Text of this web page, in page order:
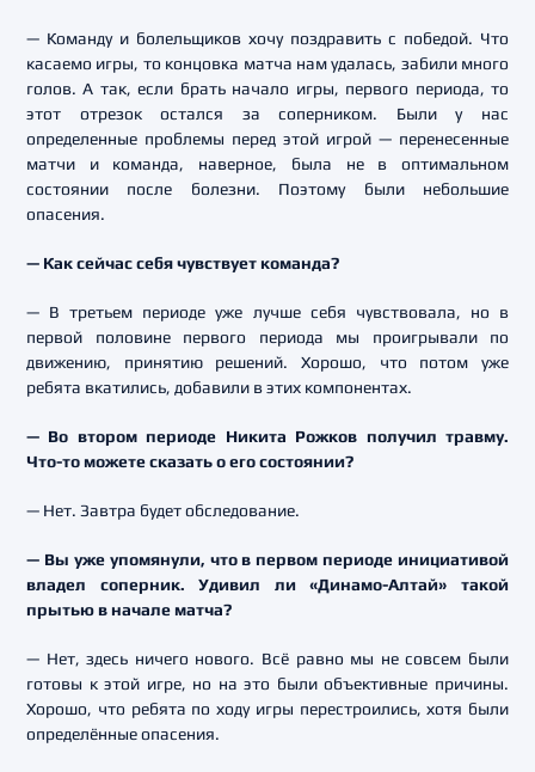
— Команду и болельщиков хочу поздравить с победой. Что
касаемо игры, то концовка матча нам удалась, забили много
голов. А так, если брать начало игры, первого периода, то
этот отрезок остался за соперником. Были у нас
определенные проблемы перед этой игрой — перенесенные
матчи и команда, наверное, была не в оптимальном
состоянии после болезни. Поэтому были небольшие
опасения.
— Как сейчас себя чувствует команда?
— В третьем периоде уже лучше себя чувствовала, но в
первой половине первого периода мы проигрывали по
движению, принятию решений. Хорошо, что потом уже
ребята вкатились, добавили в этих компонентах.
— Во втором периоде Никита Рожков получил травму.
Что-то можете сказать о его состоянии?
— Нет. Завтра будет обследование.
— Вы уже упомянули, что в первом периоде инициативой
владел соперник. Удивил ли «Динамо-Алтай» такой
прытью в начале матча?
— Нет, здесь ничего нового. Всё равно мы не совсем были
готовы к этой игре, но на это были объективные причины.
Хорошо, что ребята по ходу игры перестроились, хотя были
определённые опасения.